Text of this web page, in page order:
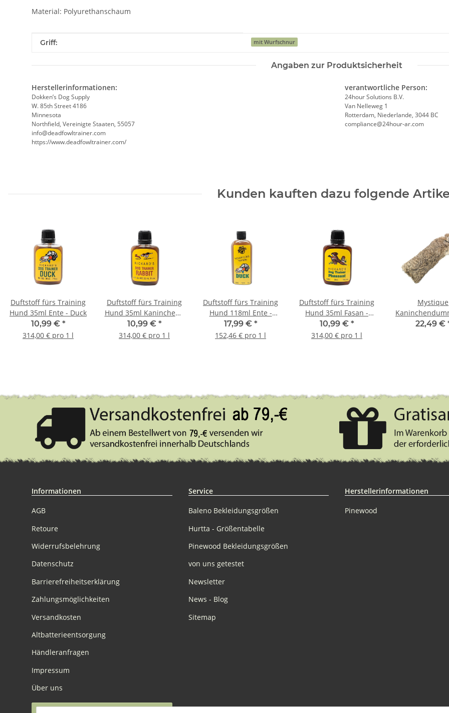
Material: Polyurethanschaum
Produkteigenschaft
Wert
Griff: mit Wurfschnur
Angaben zur Produktsicherheit
Herstellerinformationen:
Dokken’s Dog Supply
W. 85th Street 4186
Minnesota
Northfield, Vereinigte Staaten, 55057
info@deadfowltrainer.com
https://www.deadfowltrainer.com/
verantwortliche Person:
24hour Solutions B.V.
Van Nelleweg 1
Rotterdam, Niederlande, 3044 BC
compliance@24hour-ar.com
Kunden kauften dazu folgende
Duftstoff fürs Training
Hund 35ml Ente - Duck
10,99 € *
314,00 € pro 1 l
Duftstoff fürs Training
Hund 35ml Kaninchen -
Rabbit
10,99 € *
314,00 € pro 1 l
Duftstoff fürs Training
Hund 118ml Ente -
Duck
17,99 € *
152,46 € pro 1 l
Duftstoff fürs Training
Hund 35ml Fasan -
Pheasant
10,99 € *
314,00 € pro 1 l
Mystique
500g
22,49 €
Informationen
AGB
Retoure
Widerrufsbelehrung
Datenschutz
Barrierefreiheitserklärung
Zahlungsmöglichkeiten
Versandkosten
Altbatterieentsorgung
Händleranfragen
Impressum
Über uns
Service
Baleno Bekleidungsgrößen
Hurtta - Größentabelle
Pinewood Bekleidungsgrößen
von uns getestet
Newsletter
News - Blog
Sitemap
Herstellerinformationen
Pinewood